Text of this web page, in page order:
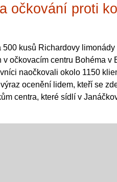
očkování proti
500 kusů Richardovy
očkovacím centru Bohéma v
naočkovali okolo 1150
ocenění lidem, kteří se
centra, které sídlí v
Průvodce
Brno je městem
restaurace, divadla a
místem, kde si
různé kasinové hry.
metropoli naleznete
rulety až po
hráče. V...